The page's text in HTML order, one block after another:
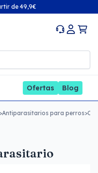
de 49,9€
Ofertas Blog
>Antiparasitarios para perros>